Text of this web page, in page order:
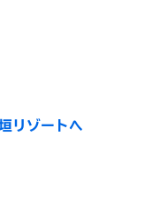
リゾートへ